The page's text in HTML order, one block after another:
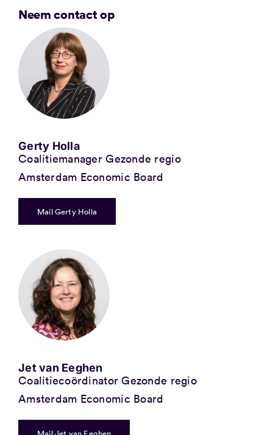
Neem contact op
Gerty Holla
Coalitiemanager Gezonde regio
Amsterdam Economic Board
Mail Gerty Holla
Jet van Eeghen
Coalitiecoördinator Gezonde regio
Amsterdam Economic Board